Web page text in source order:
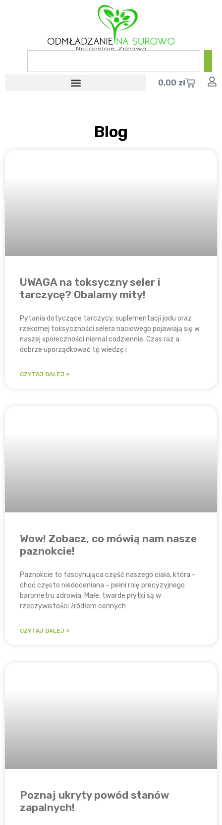
0,00 zł
Blog
UWAGA na toksyczny seler i
tarczycę? Obalamy mity!
Pytania dotyczące tarczycy, suplementacji jodu oraz
rzekomej toksyczności selera naciowego pojawiają się w
naszej społeczności niemal codziennie. Czas raz a
dobrze uporządkować tę wiedzę i
CZYTAJ DALEJ »
Wow! Zobacz, co mówią nam nasze
paznokcie!
Paznokcie to fascynująca część naszego ciała, która –
choć często niedoceniana – pełni rolę precyzyjnego
barometru zdrowia. Małe, twarde płytki są w
rzeczywistości źródłem cennych
CZYTAJ DALEJ »
Poznaj ukryty powód stanów
zapalnych!